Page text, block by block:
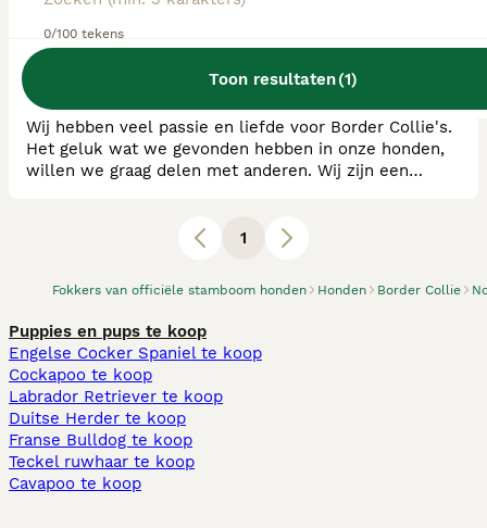
0/100 tekens
Toon resultaten(1)
Fokkers van officiële stamboom honden Honden Border Collie
RvB Geregistreerde Kennel
Wij hebben veel passie en liefde voor Border Collie's.
Het geluk wat we gevonden hebben in onze honden,
willen we graag delen met anderen. Wij zijn een
is getest op HD+ED, ECVO + Glaucoom. De uitslagen
1
Puppies en pups te koop
Engelse Cocker Spaniel te koop
Cockapoo te koop
Labrador Retriever te koop
Duitse Herder te koop
Franse Bulldog te koop
Teckel ruwhaar te koop
Cavapoo te koop